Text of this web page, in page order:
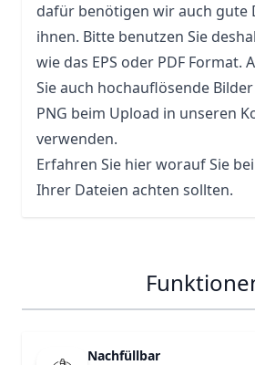
dafür benötigen wir auch gute
ihnen. Bitte benutzen Sie
wie das EPS oder PDF Format.
Sie auch hochauflösende Bilder
PNG beim Upload in unseren
verwenden.
Erfahren Sie hier worauf Sie
Ihrer Dateien achten sollten.
Nachfüllbar